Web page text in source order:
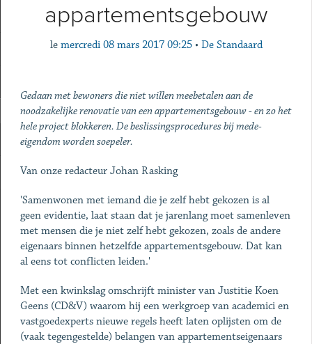
appartementsgebouw
le mercredi 08 mars 2017 09:25 • De Standaard
Gedaan met bewoners die niet willen meebetalen aan de
noodzakelijke renovatie van een appartementsgebouw - en zo het
hele project blokkeren. De beslissingsprocedures bij mede-
eigendom worden soepeler.
Van onze redacteur Johan Rasking
'Samenwonen met iemand die je zelf hebt gekozen is al
geen evidentie, laat staan dat je jarenlang moet samenleven
met mensen die je niet zelf hebt gekozen, zoals de andere
eigenaars binnen hetzelfde appartementsgebouw. Dat kan
al eens tot conflicten leiden.'
Met een kwinkslag omschrijft minister van Justitie Koen
Geens (CD&V) waarom hij een werkgroep van academici en
vastgoedexperts nieuwe regels heeft laten oplijsten om de
(vaak tegengestelde) belangen van appartementseigenaars